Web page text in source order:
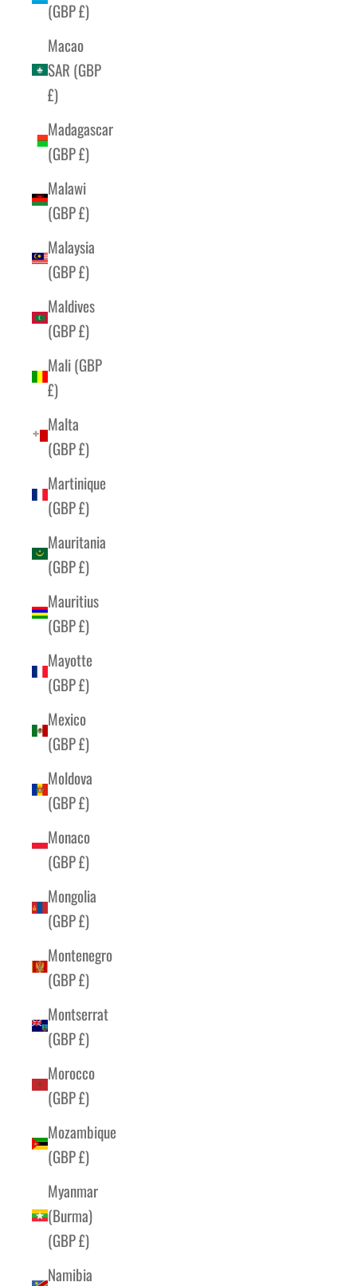
(GBP £)
Macao
SAR (GBP
£)
Madagascar
(GBP £)
Malawi
(GBP £)
Malaysia
(GBP £)
Maldives
(GBP £)
Mali (GBP
£)
Malta
(GBP £)
Martinique
(GBP £)
Mauritania
(GBP £)
Mauritius
(GBP £)
Mayotte
(GBP £)
Mexico
(GBP £)
Moldova
(GBP £)
Monaco
(GBP £)
Mongolia
(GBP £)
Montenegro
(GBP £)
Montserrat
(GBP £)
Morocco
(GBP £)
Mozambique
(GBP £)
Myanmar
(Burma)
(GBP £)
Namibia